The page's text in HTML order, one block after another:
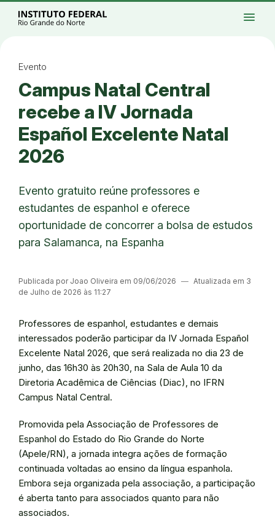
Ir para a página inicial
Ir para a busca
Alto contraste
Login da Área Administrativa
Acessibilidade
menu
Evento
Campus Natal Central
recebe a IV Jornada
Español Excelente Natal
2026
Evento gratuito reúne professores e
estudantes de espanhol e oferece
oportunidade de concorrer a bolsa de estudos
para Salamanca, na Espanha
Publicada por Joao Oliveira em 09/06/2026 ― Atualizada em 3
de Julho de 2026 às 11:27
Professores de espanhol, estudantes e demais
interessados poderão participar da IV Jornada Español
Excelente Natal 2026, que será realizada no dia 23 de
junho, das 16h30 às 20h30, na Sala de Aula 10 da
Diretoria Acadêmica de Ciências (Diac), no IFRN
Campus Natal Central.
Promovida pela Associação de Professores de
Espanhol do Estado do Rio Grande do Norte
(Apele/RN), a jornada integra ações de formação
continuada voltadas ao ensino da língua espanhola.
Embora seja organizada pela associação, a participação
é aberta tanto para associados quanto para não
associados.